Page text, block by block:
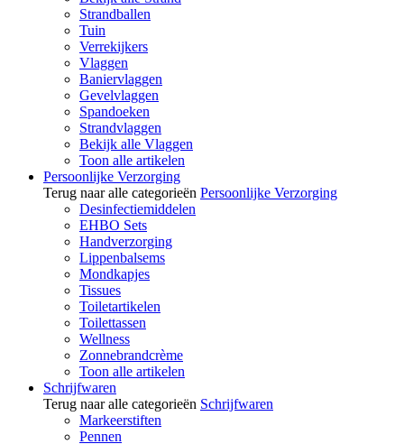
Strandballen
Tuin
Verrekijkers
Vlaggen
Baniervlaggen
Gevelvlaggen
Spandoeken
Strandvlaggen
Bekijk alle Vlaggen
Toon alle artikelen
Persoonlijke Verzorging
Terug naar alle categorieën Persoonlijke Verzorging
Desinfectiemiddelen
EHBO Sets
Handverzorging
Lippenbalsems
Mondkapjes
Tissues
Toiletartikelen
Toilettassen
Wellness
Zonnebrandcrème
Toon alle artikelen
Schrijfwaren
Terug naar alle categorieën Schrijfwaren
Markeerstiften
Pennen